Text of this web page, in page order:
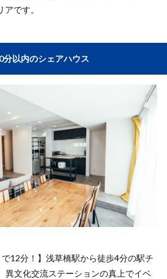
です。
分以内のシェアハウス
で12分！】浅草橋駅から徒歩4分の駅チ
異文化交流ステーションの真上でイベ